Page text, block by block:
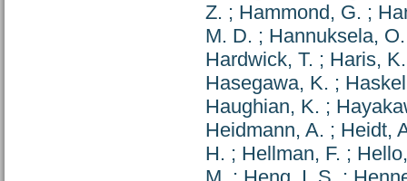
Z. ; Hammond, G. ;
M. D. ; Hannuksela, O.
Hardwick, T. ; Haris, K.
Hasegawa, K. ;
Haughian, K. ;
Heidmann, A. ; Heidt,
H. ; Hellman, F. ;